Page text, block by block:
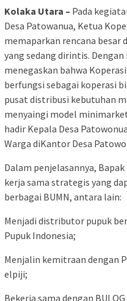
Kolaka Utara – Pada
Desa Patowanua, Ketua
memaparkan rencana besar
yang sedang dirintis.
menegaskan bahwa
berfungsi sebagai koperasi
pusat distribusi kebutuhan
menyaingi model
hadir Kepala Desa
Warga diKantor Desa
Dalam penjelasannya,
kerja sama strategis yang
berbagai BUMN, antara lain:
Menjadi distributor pupuk
Pupuk Indonesia;
Menjalin kemitraan dengan
elpiji;
Bekerja sama dengan